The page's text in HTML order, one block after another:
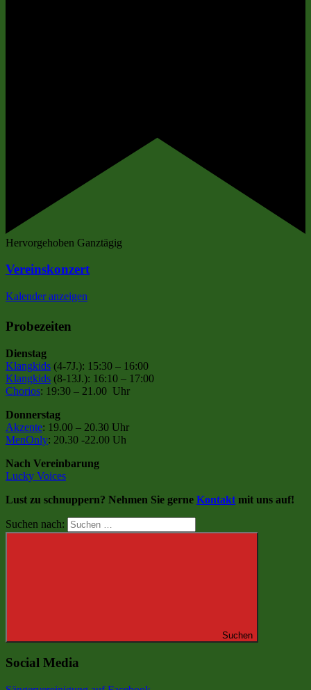
Hervorgehoben Ganztägig
Vereinskonzert
Kalender anzeigen
Probezeiten
Dienstag
Klangkids (4-7J.): 15:30 – 16:00
Klangkids (8-13J.): 16:10 – 17:00
Chorios: 19:30 – 21.00 Uhr
Donnerstag
Akzente: 19.00 – 20.30 Uhr
MenOnly: 20.30 -22.00 Uh
Nach Vereinbarung
Lucky Voices
Lust zu schnuppern? Nehmen Sie gerne Kontakt mit uns auf!
Suchen nach:
Suchen
Social Media